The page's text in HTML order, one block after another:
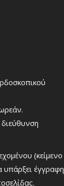
διεύθυνση
(κείμενο
υπάρξει έγγραφη